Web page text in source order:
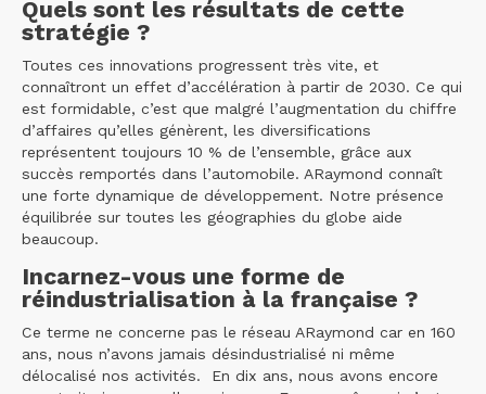
Quels sont les résultats de cette
stratégie ?
Toutes ces innovations progressent très vite, et
connaîtront un effet d’accélération à partir de 2030. Ce qui
est formidable, c’est que malgré l’augmentation du chiffre
d’affaires qu’elles génèrent, les diversifications
représentent toujours 10 % de l’ensemble, grâce aux
succès remportés dans l’automobile. ARaymond connaît
une forte dynamique de développement. Notre présence
équilibrée sur toutes les géographies du globe aide
beaucoup.
Incarnez-vous une forme de
réindustrialisation à la française ?
Ce terme ne concerne pas le réseau ARaymond car en 160
ans, nous n’avons jamais désindustrialisé ni même
délocalisé nos activités. En dix ans, nous avons encore